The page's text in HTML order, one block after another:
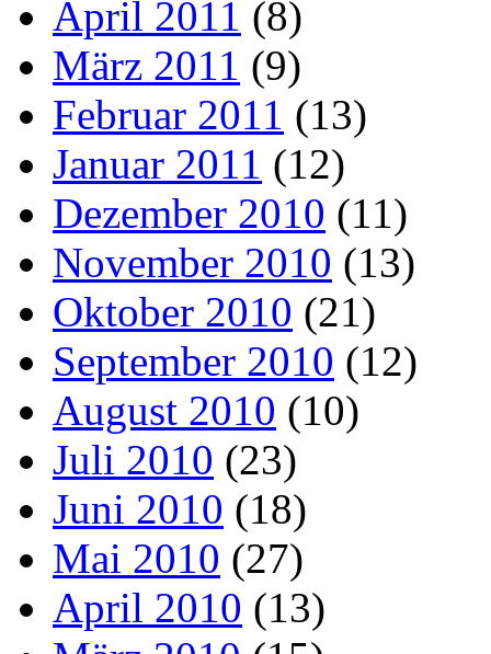
April 2011 (8)
März 2011 (9)
Februar 2011 (13)
Januar 2011 (12)
Dezember 2010 (11)
November 2010 (13)
Oktober 2010 (21)
September 2010 (12)
August 2010 (10)
Juli 2010 (23)
Juni 2010 (18)
Mai 2010 (27)
April 2010 (13)